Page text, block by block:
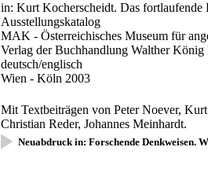
in: Kurt Kocherscheidt. Das fortlaufende
Ausstellungskatalog
MAK - Österreichisches Museum für
Verlag der Buchhandlung Walther
deutsch/englisch
Wien - Köln 2003
Mit Textbeiträgen von Peter Noever,
Christian Reder, Johannes Meinhardt.
Neuabdruck in: Forschende Denkweisen.